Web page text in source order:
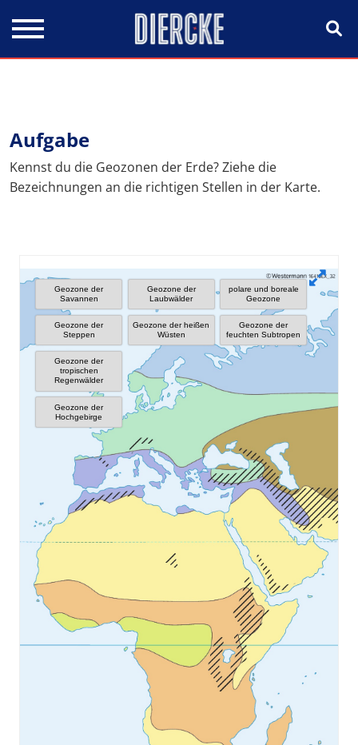
Aufgabe
Kennst du die Geozonen der Erde? Ziehe die
Bezeichnungen an die richtigen Stellen in der Karte.